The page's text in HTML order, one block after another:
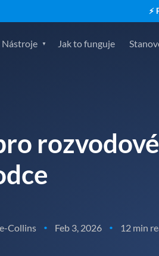
Nástroje Jak to funguje
Collins • Feb 3, 2026 • 12 min